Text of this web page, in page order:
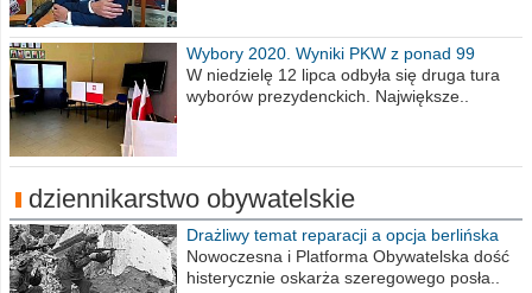
Wybory 2020. Wyniki PKW z ponad 99
procent obwodów
W niedzielę 12 lipca odbyła się druga tura
wyborów prezydenckich. Największe..
dziennikarstwo obywatelskie
Drażliwy temat reparacji a opcja berlińska
Nowoczesna i Platforma Obywatelska dość
histerycznie oskarża szeregowego posła..